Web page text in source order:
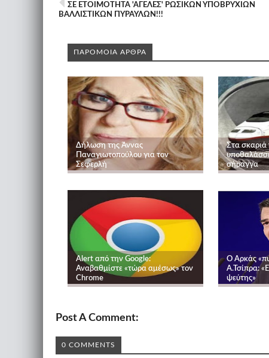
ΣΕ ΕΤΟΙΜΟΤΗΤΑ 'ΑΓΕΛΕΣ' ΡΩΣΙΚΩΝ ΥΠΟΒΡΥΧΙΩΝ
ΒΑΛΛΙΣΤΙΚΩΝ ΠΥΡΑΥΛΩΝ!!!
ΠΑΡΟΜΟΙΑ ΑΡΘΡΑ
Δήλωση της Άννας
Παναγιωτοπούλου για τον
Σεφερλή
Στα σκαριά
σήραγγα
Alert από την Google:
Αναβαθμίστε «τώρα αμέσως» τον
Chrome
O Αρκάς
Α.Τσίπρα:
ψεύτης»
Post A Comment:
0 COMMENTS